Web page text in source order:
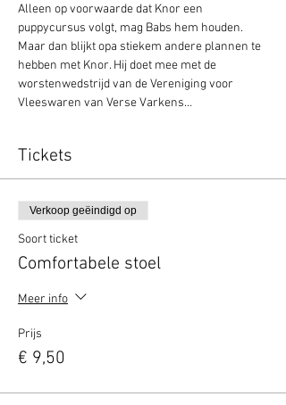
Alleen op voorwaarde dat Knor een
puppycursus volgt, mag Babs hem houden.
Maar dan blijkt opa stiekem andere plannen te
hebben met Knor. Hij doet mee met de
worstenwedstrijd van de Vereniging voor
Vleeswaren van Verse Varkens…
Tickets
Verkoop geëindigd op
Soort ticket
Comfortabele stoel
Meer info
Prijs
€ 9,50